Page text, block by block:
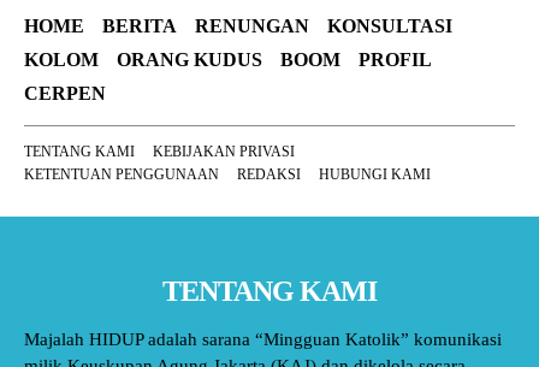
HOME BERITA RENUNGAN
KONSULTASI
KOLOM
ORANG KUDUS BOOM
PROFIL
CERPEN
TENTANG KAMI
KEBIJAKAN PRIVASI
KETENTUAN PENGGUNAAN
REDAKSI HUBUNGI KAMI
TENTANG KAMI
Majalah HIDUP adalah sarana “Mingguan Katolik” komunikasi